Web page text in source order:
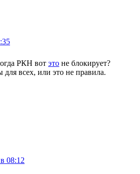
РКН вот это не блокирует?
всех, или это не правила.
08:12